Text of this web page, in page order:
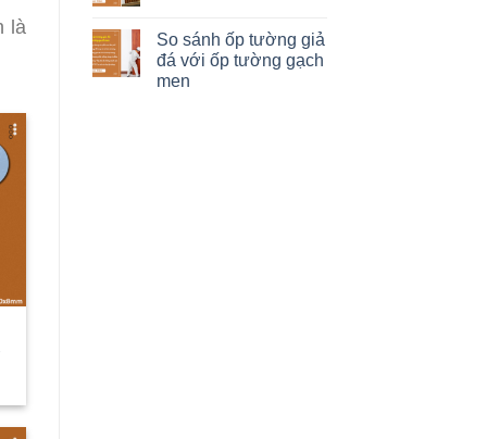
là
So sánh ốp tường giả
đá với ốp tường gạch
men